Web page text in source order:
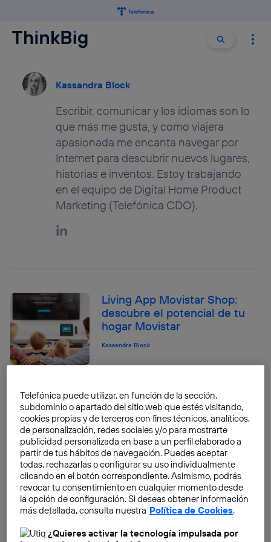
Buscar
Kassandra Block
Escribir, comunicar y los idiomas son lo
que más me gusta, y como viajera
apasionada me encanta navegar por
Internet para descubrir nuevos lugares,
historias e inventos. Estoy trabajando
en el equipo de Digital Home Product
Marketing (Telefónica CDO).
Living App Movistar Shop:
descubre el potencial de tu
hogar Movistar
Kassandra Block
4 cosas que hacer con Aura
antes de salir de casa
Kassandra Block
5 libros sobre Inteligencia
Artificial que no te puedes
perder este verano
Kassandra Block
Telefónica puede utilizar, en función de la sección,
subdominio o apartado del sitio web que estés visitando,
cookies propias y de terceros con fines técnicos, analíticos,
de personalización, redes sociales y/o para mostrarte
publicidad personalizada en base a un perfil elaborado a
partir de tus hábitos de navegación. Puedes aceptar
todas, rechazarlas o configurar su uso individualmente
clicando en el botón correspondiente. Asimismo, podrás
revocar tu consentimiento en cualquier momento desde
la opción de configuración. Si deseas obtener información
más detallada, consulta nuestra Política de Cookies.
¿Quieres activar la tecnología impulsada por